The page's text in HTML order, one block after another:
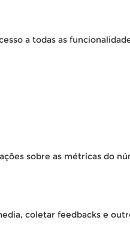
a todas as
sobre as métricas do
coletar feedbacks e